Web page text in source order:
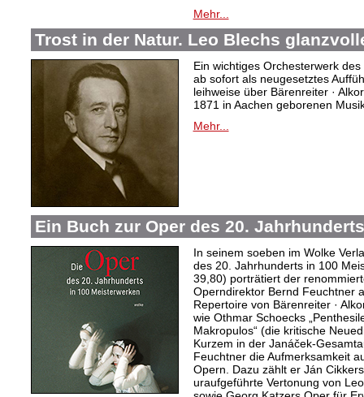
Mehr...
Trost in der Natur. Leo Blechs
Ein wichtiges Orchesterwerk
ab sofort als neugesetztes
leihweise über Bärenreiter ·
1871 in Aachen geborenen
Mehr...
Ein Buch zur Oper des 20. Jahrhunderts
In seinem soeben im Wolke
des 20. Jahrhunderts in 100
39,80) porträtiert der
Operndirektor Bernd Feuchtner
Repertoire von Bärenreiter ·
wie Othmar Schoecks
Makropulos“ (die kritische
Kurzem in der Janáček-
Feuchtner die Aufmerksamkeit
Opern. Dazu zählt er Ján
uraufgeführte Vertonung von